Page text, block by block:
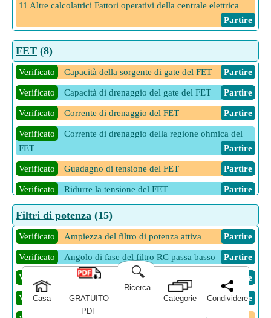
11 Altre calcolatrici Fattori operativi della centrale elettrica
Partire
FET (8)
Verificato Capacità della sorgente di gate del FET Partire
Verificato Capacità di drenaggio del gate del FET Partire
Verificato Corrente di drenaggio del FET Partire
Verificato
Corrente di drenaggio della regione ohmica del
FET
Partire
Verificato Guadagno di tensione del FET Partire
Verificato Ridurre la tensione del FET Partire
Verificato
Scarica la tensione della sorgente del FET
Partire
Verificato Transconduttanza del FET Partire
Filtri di potenza (15)
Verificato Ampiezza del filtro di potenza attiva Partire
Verificato Angolo di fase del filtro RC passa basso Partire
Verificato Fattore di qualità del filtro passivo Partire
Verificato Fattore sintonizzato del filtro ibrido Partire
Casa
GRATUITO
PDF
🔍
Ricerca
Categorie
Condividere